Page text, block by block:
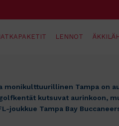
LENNOT
monikulttuurillinen Tampa on
kutsuvat aurinkoon,
joukkue Tampa Bay